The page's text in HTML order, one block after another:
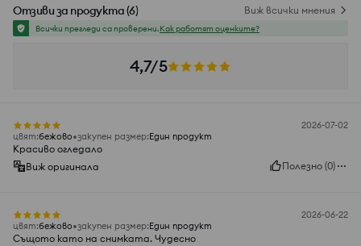
Отзиви за продукта(6) Виж всички мнения
Всички прегледи са проверени.Как работят оценките?
4,7/5
2026-07-02
цвят:бежово закупен размер:Един продукт
Красиво огледало
Виж оригинала
Полезно (0)
2026-06-22
цвят:бежово закупен размер:Един продукт
Същото като на снимката. Чудесно